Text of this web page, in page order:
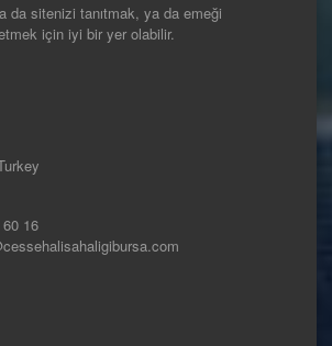
da sitenizi tanıtmak, ya da emeği
için iyi bir yer olabilir.
16